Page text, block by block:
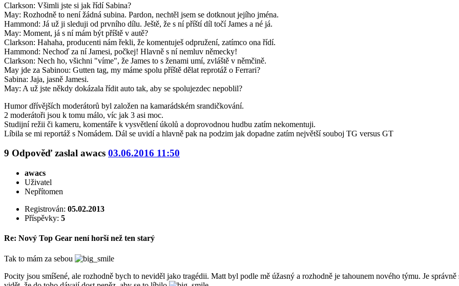
Clarkson: Všimli jste si jak řídí Sabina?
May: Rozhodně to není žádná subina. Pardon, nechtěl jsem se dotknout jejího jména.
Hammond: Já už ji sleduji od prvního dílu. Ještě, že s ní příští díl točí James a né já.
May: Moment, já s ní mám být příště v autě?
Clarkson: Hahaha, producenti nám řekli, že komentuješ odpružení, zatímco ona řídí.
Hammond: Nechoď za ní Jamesi, počkej! Hlavně s ní nemluv německy!
Clarkson: Nech ho, všichni "víme", že James to s ženami umí, zvláště v němčině.
May jde za Sabinou: Gutten tag, my máme spolu příště dělat reprotáž o Ferrari?
Sabina: Jaja, jasně Jamesi.
May: A už jste někdy dokázala řídit auto tak, aby se spolujezdec nepoblil?
Humor dřívějších moderátorů byl založen na kamarádském srandičkování.
2 moderátoři jsou k tomu málo, víc jak 3 asi moc.
Studijní režii či kameru, komentáře k vysvětlení úkolů a doprovodnou hudbu zatím nekomentuji.
Líbila se mi reportáž s Nomádem. Dál se uvidí a hlavně pak na podzim jak dopadne zatím největší souboj TG versus GT
9 Odpověď zaslal awacs 03.06.2016 11:50
awacs
Uživatel
Nepřítomen
Registrován: 05.02.2013
Příspěvky: 5
Re: Nový Top Gear není horší než ten starý
Tak to mám za sebou
Pocity jsou smíšené, ale rozhodně bych to neviděl jako tragédii. Matt byl podle mě úžasný a rozhodně je tahounem nového týmu. Je